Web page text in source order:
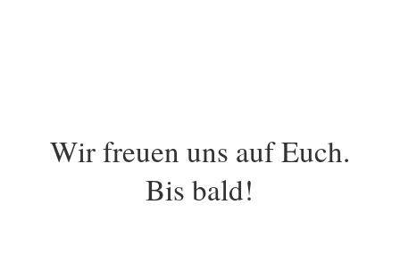
Wir freuen uns auf Euch.
Bis bald!